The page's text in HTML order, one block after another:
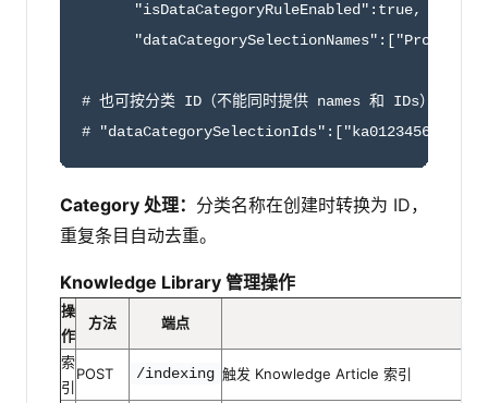
      "isDataCategoryRuleEnabled":true,
# 也可按分类 ID（不能同时提供 names 和 IDs）
#
Category 处理： 分类名称在创建时转换为 ID，
重复条目自动去重。
Knowledge Library 管理操作
操
作
方法 端点
索
引
POST /indexing 触发 Knowledge Article 索引